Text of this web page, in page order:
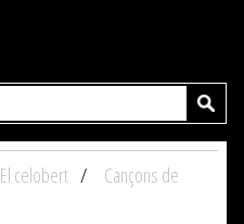
El celobert
Cançons de